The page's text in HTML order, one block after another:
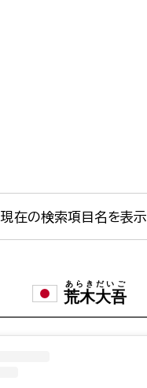
現在の検索項目名を表示
荒木大吾
あらきだいご